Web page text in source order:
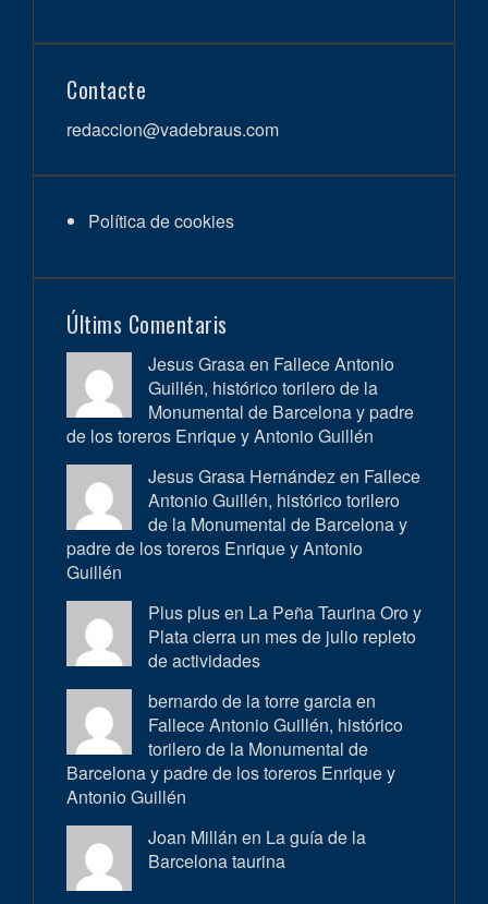
Contacte
redaccion@vadebraus.com
Política de cookies
Últims Comentaris
Jesus Grasa en Fallece Antonio
Guillén, histórico torilero de la
Monumental de Barcelona y padre
de los toreros Enrique y Antonio Guillén
Jesus Grasa Hernández en Fallece
Antonio Guillén, histórico torilero
de la Monumental de Barcelona y
padre de los toreros Enrique y Antonio
Guillén
Plus plus en La Peña Taurina Oro y
Plata cierra un mes de julio repleto
de actividades
bernardo de la torre garcia en
Fallece Antonio Guillén, histórico
torilero de la Monumental de
Barcelona y padre de los toreros Enrique y
Antonio Guillén
Joan Millán en La guía de la
Barcelona taurina